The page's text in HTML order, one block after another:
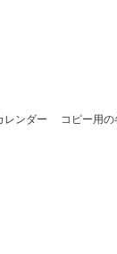
レンダー コピー用